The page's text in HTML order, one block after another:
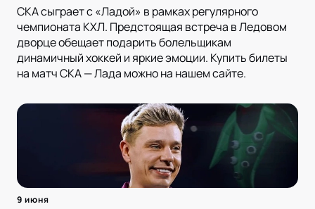
СКА сыграет с «Ладой» в рамках регулярного
чемпионата КХЛ. Предстоящая встреча в Ледовом
дворце обещает подарить болельщикам
динамичный хоккей и яркие эмоции. Купить билеты
на матч СКА — Лада можно на нашем сайте.
9 июня